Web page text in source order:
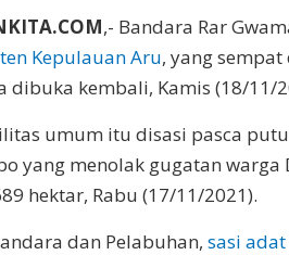
,- Bandara Rar
Kepulauan Aru, yang
dibuka kembali, Kamis (18/11/
umum itu disasi pasca
yang menolak gugatan
hektar, Rabu (17/11/2021).
dan Pelabuhan, sasi adat